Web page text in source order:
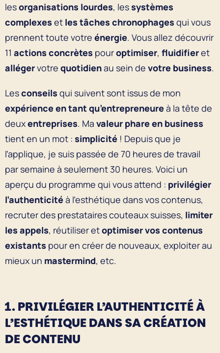
lesorganisations lourdes, lessystèmes
complexes et les tâches chronophages qui vous
prennent toute votre énergie. Vous allez découvrir
11 actions concrètes pouroptimiser, fluidifieret
allégervotre quotidienau sein de votre business.
Lesconseils qui suivent sont issus de mon
expérience en tant qu’entrepreneureà la tête de
deuxentreprises. Ma valeur phare en business
tient en un mot : simplicité ! Depuis que je
l’applique, je suis passée de 70 heures de travail
par semaine à seulement 30 heures. Voici un
aperçu du programme qui vous attend : privilégier
l’authenticitéà l’esthétique dans vos contenus,
recruter des prestataires couteaux suisses, limiter
les appels, réutiliser etoptimiser vos contenus
existants pour en créer de nouveaux, exploiter au
mieux un mastermind, etc.
1. PRIVILÉGIER L’AUTHENTICITÉ À
L’ESTHÉTIQUE DANS SA CRÉATION
DE CONTENU